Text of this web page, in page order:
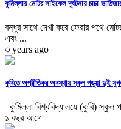
কুমিল্লায় মোটর সাইকেল দূর্ঘটনায় চাচা-
বন্ধুর সাথে দেখা করে ফেরার পথে
এবং ...
৩ years ago
কুবিতে অপ্রীতিকর অবস্থায় স্কুল পড়ুয়া দুই
কুমিল্লা বিশ্ববিদ্যালয়ে (কুবি)
১ বছর আগে